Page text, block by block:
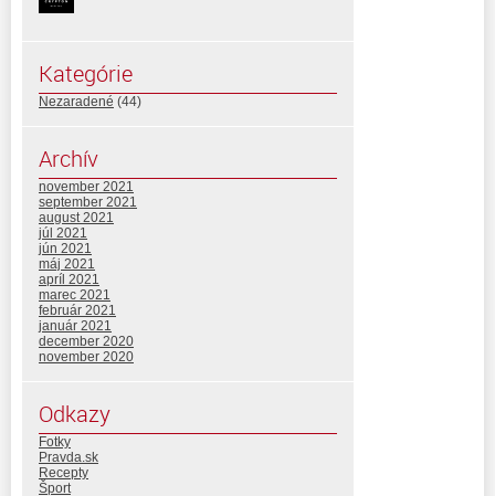
Kategórie
Nezaradené (44)
Archív
november 2021
september 2021
august 2021
júl 2021
jún 2021
máj 2021
apríl 2021
marec 2021
február 2021
január 2021
december 2020
november 2020
Odkazy
Fotky
Pravda.sk
Recepty
Šport